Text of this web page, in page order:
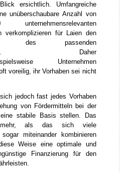
ersichtlich. Umfangreiche
unüberschaubare Anzahl von
verkomplizieren für Laien den
des passenden
Daher
Unternehmen
voreilig, ihr Vorhaben sei nicht
jedoch fast jedes Vorhaben
von Fördermitteln bei der
stabile Basis stellen. Das
als das sich viele
sogar miteinander kombinieren
Weise eine optimale und
Finanzierung für den